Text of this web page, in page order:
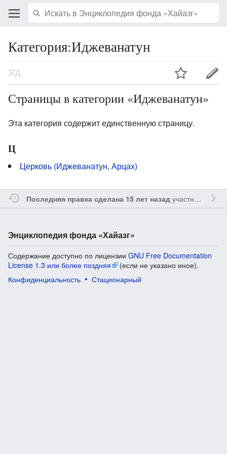
Категория:Иджеванатун
Страницы в категории «Иджеванатун»
Эта категория содержит единственную страницу.
Ц
Церковь (Иджеванатун, Арцах)
Последняя правка сделана 15 лет назадучастником
Энциклопедия фонда «Хайазг»
Содержание доступно по лицензии GNU Free Documentation
License 1.3 или более поздняя
(если не указано иное).
Конфиденциальность
Стационарный